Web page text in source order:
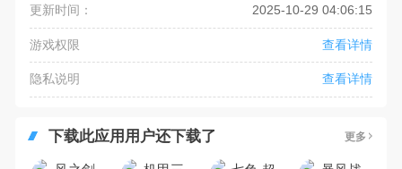
更新时间： 2025-10-29 04:06:15
游戏权限 查看详情
隐私说明 查看详情
下载此应用用户还下载了 更多